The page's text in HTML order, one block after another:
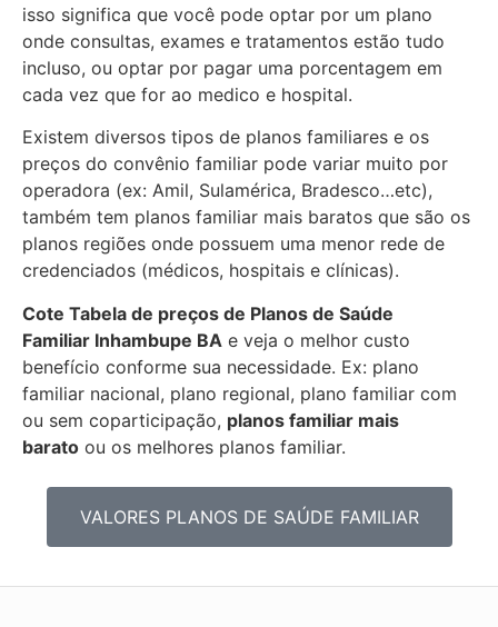
isso significa que você pode optar por um plano
onde consultas, exames e tratamentos estão tudo
incluso, ou optar por pagar uma porcentagem em
cada vez que for ao medico e hospital.
Existem diversos tipos de planos familiares e os
preços do convênio familiar pode variar muito por
operadora (ex: Amil, Sulamérica, Bradesco…etc),
também tem planos familiar mais baratos que são os
planos regiões onde possuem uma menor rede de
credenciados (médicos, hospitais e clínicas).
Cote Tabela de preços de Planos de Saúde
Familiar Inhambupe BA e veja o melhor custo
benefício conforme sua necessidade. Ex: plano
familiar nacional, plano regional, plano familiar com
ou sem coparticipação, planos familiar mais
barato ou os melhores planos familiar.
VALORES PLANOS DE SAÚDE FAMILIAR